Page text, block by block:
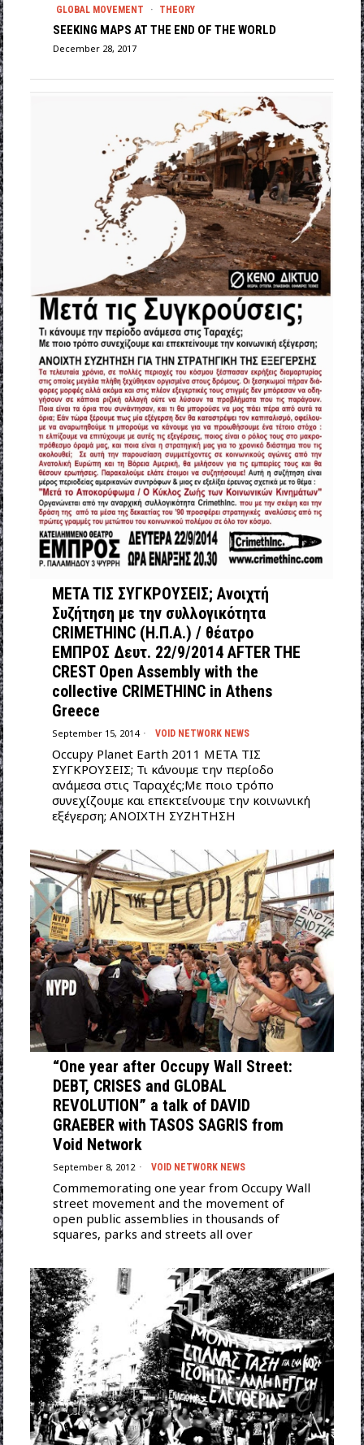
GLOBAL MOVEMENT · THEORY
SEEKING MAPS AT THE END OF THE WORLD
December 28, 2017
ΜETA TIΣ ΣΥΓΚΡΟΥΣΕΙΣ; Aνοιχτή
Συζήτηση με την συλλογικότητα
CRIMETHINC (Η.Π.Α.) / θέατρο
ΕΜΠΡΟΣ Δευτ. 22/9/2014 AFTER THE
CREST Open Assembly with the
collective CRIMETHINC in Athens
Greece
September 15, 2014 VOID NETWORK NEWS
Occupy Planet Earth 2011 ΜETA TIΣ
ΣΥΓΚΡΟΥΣΕΙΣ; Τι κάνουμε την περίοδο
ανάμεσα στις Ταραχές;Με ποιο τρόπο
συνεχίζουμε και επεκτείνουμε την κοινωνική
εξέγερση; ΑΝΟΙΧΤΗ ΣΥΖΗΤΗΣΗ
“One year after Occupy Wall Street:
DEBT, CRISES and GLOBAL
REVOLUTION” a talk of DAVID
GRAEBER with TASOS SAGRIS from
Void Network
September 8, 2012 VOID NETWORK NEWS
Commemorating one year from Occupy Wall
street movement and the movement of
open public assemblies in thousands of
squares, parks and streets all over